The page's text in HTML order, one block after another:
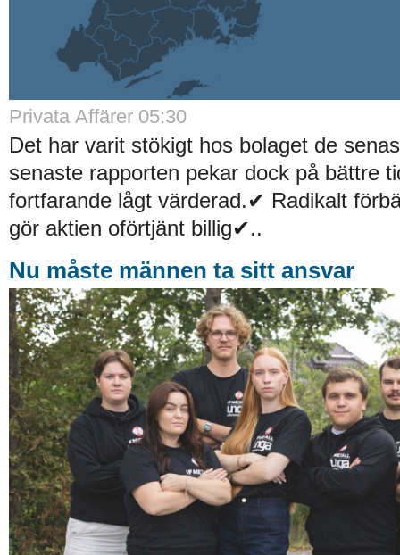
Privata Affärer 05:30
Det har varit stökigt hos bolaget de
senaste rapporten pekar dock på bättre
fortfarande lågt värderad.✔ Radikalt
gör aktien oförtjänt billig✔..
Nu måste männen ta sitt ansvar